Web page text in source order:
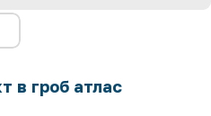
в гроб атлас